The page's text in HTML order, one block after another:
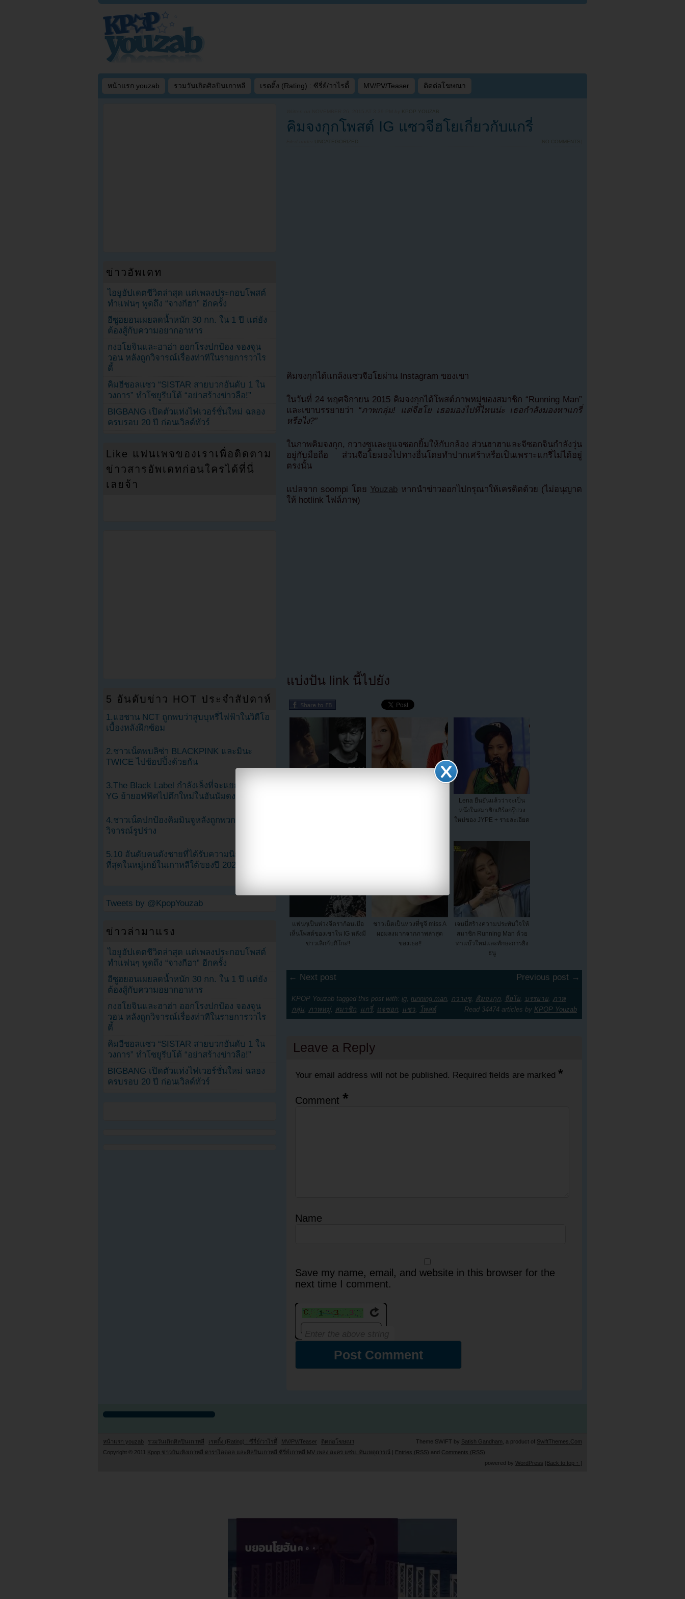
หน้าแรก youzab รวมวันเกิดศิลปินเกาหลี เรตติ้ง (Rating) : ซีรี่ย์/วาไรตี้ MV/PV/Teaser ติดต่อโฆษณา
KPOP YOUZAB
คิมจงกุกโพสต์ IG แซวจีฮโยเกี่ยวกับแกรี่
UNCATEGORIZED NO COMMENTS
คิมจงกุกได้แกล้งแซวจีฮโยผ่าน Instagram ของเขา
ในวันที่ 24 พฤศจิกายน 2015 คิมจงกุกได้โพสต์ภาพหมู่ของสมาชิก “Running Man”
และเขาบรรยายว่า “ภาพกลุ่ม! แต่จีฮโย เธอมองไปที่ไหนน่ะ เธอกำลังมองหาแกรี่
หรือไง?”
ในภาพคิมจงกุก, กวางซูและยูแจซอกยิ้มให้กับกล้อง ส่วนฮาฮาและจีซอกจินกำลังวุ่น
อยู่กับมือถือ ส่วนจีฮโยมองไปทางอื่นโดยทำปากเศร้าหรือเป็นเพราะแกรี่ไม่ได้อยู่
ตรงนั้น
แปลจาก soompi โดย Youzab หากนำข่าวออกไปกรุณาให้เครดิตด้วย (ไม่อนุญาต
ให้ hotlink ไฟล์ภาพ)
แบ่งปัน link นี้ไปยัง
Lena ยืนยันแล้วว่าจะเป็น
หนึ่งในสมาชิกเกิร์ลกรุ๊ปวง
ใหม่ของ JYPE + รายละเอียด
แฟนๆเป็นห่วงจีดราก้อนเมื่อ
เห็นโพสต์ของเขาใน IG หลังมี
ข่าวเลิกกับกิโกะ!!
ชาวเน็ตเป็นห่วงที่ซูจี miss A
ผอมลงมากจากภาพล่าสุด
ของเธอ!!
เจนนี่สร้างความประทับใจให้
สมาชิก Running Man ด้วย
ท่าแบ๊วใหม่และทักษะการยิง
ธนู
← Next post Previous post →
KPOP Youzab tagged this post with: ig, running man, กวางซู, คิมจงกุก, จีฮโย, บรรยาย, ภาพ
กลุ่ม, ภาพหมู่, สมาชิก, แกรี่, แจซอก, แซว, โพสต์ Read 34474 articles by KPOP Youzab
Leave a Reply
Your email address will not be published. Required fields are marked *
Comment *
Name
Save my name, email, and website in this browser for the
next time I comment.
ข่าวอัพเดท
ไอยูอัปเดตชีวิตล่าสุด แต่เพลงประกอบโพสต์
ทำแฟนๆ พูดถึง “จางกีฮา” อีกครั้ง
อีซูฮยอนเผยลดน้ำหนัก 30 กก. ใน 1 ปี แต่ยัง
ต้องสู้กับความอยากอาหาร
กงฮโยจินและฮาฮ่า ออกโรงปกป้อง จองจุน
วอน หลังถูกวิจารณ์เรื่องท่าทีในรายการวาไร
ตี้
คิมฮีชอลแซว “SISTAR สายบวกอันดับ 1 ใน
วงการ” ทำโซยูรีบโต้ “อย่าสร้างข่าวลือ!”
BIGBANG เปิดตัวแท่งไฟเวอร์ชั่นใหม่ ฉลอง
ครบรอบ 20 ปี ก่อนเวิลด์ทัวร์
Like แฟนเพจของเราเพื่อติดตาม
ข่าวสารอัพเดทก่อนใครได้ที่นี่
เลยจ้า
5 อันดับข่าว HOT ประจำสัปดาห์
1.แฮชาน NCT ถูกพบว่าสูบบุหรี่ไฟฟ้าในวิดีโอ
เบื้องหลังฝึกซ้อม
2.ชาวเน็ตพบลิซ่า BLACKPINK และมินะ
TWICE ไปช้อปปิ้งด้วยกัน
3.The Black Label กำลังเล็งที่จะแยกตัวจาก
YG ย้ายอฟฟิศไปตึกใหม่ในฮันนัมดง
4.ชาวเน็ตปกป้องคิมมินจูหลังถูกพวกเฮดเตอร์
วิจารณ์รูปร่าง
5.10 อันดับคนดังชายที่ได้รับความนิยมมาก
ที่สุดในหมู่เกย์ในเกาหลีใต้ของปี 2023
Tweets by @KpopYouzab
ข่าวล่ามาแรง
ไอยูอัปเดตชีวิตล่าสุด แต่เพลงประกอบโพสต์
ทำแฟนๆ พูดถึง “จางกีฮา” อีกครั้ง
อีซูฮยอนเผยลดน้ำหนัก 30 กก. ใน 1 ปี แต่ยัง
ต้องสู้กับความอยากอาหาร
กงฮโยจินและฮาฮ่า ออกโรงปกป้อง จองจุน
วอน หลังถูกวิจารณ์เรื่องท่าทีในรายการวาไร
ตี้
คิมฮีชอลแซว “SISTAR สายบวกอันดับ 1 ใน
วงการ” ทำโซยูรีบโต้ “อย่าสร้างข่าวลือ!”
BIGBANG เปิดตัวแท่งไฟเวอร์ชั่นใหม่ ฉลอง
ครบรอบ 20 ปี ก่อนเวิลด์ทัวร์
หน้าแรก youzab รวมวันเกิดศิลปินเกาหลี เรตติ้ง (Rating) : ซีรี่ย์/วาไรตี้ MV/PV/Teaser ติดต่อโฆษณา Theme SWIFT by Satish Gandham, a product of SwiftThemes.Com
Copyright © 2011 Kpop ข่าวบันเทิงเกาหลี ดาราไอดอล และศิลปินเกาหลี ซีรี่ย์เกาหลี MV เพลง ละคร แซ่บ..ทันเหตุการณ์ Entries (RSS) and Comments (RSS)
powered by WordPress [Back to top ↑ ]